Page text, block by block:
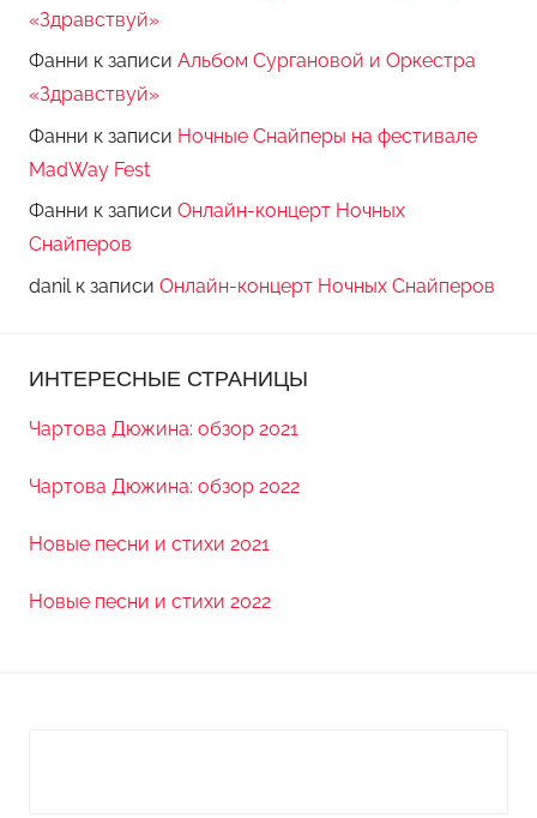
«Здравствуй»
Фанни к записи Альбом Сургановой и Оркестра
«Здравствуй»
Фанни к записи Ночные Снайперы на фестивале
MadWay Fest
Фанни к записи Онлайн-концерт Ночных
Снайперов
danil к записи Онлайн-концерт Ночных Снайперов
ИНТЕРЕСНЫЕ СТРАНИЦЫ
Чартова Дюжина: обзор 2021
Чартова Дюжина: обзор 2022
Новые песни и стихи 2021
Новые песни и стихи 2022